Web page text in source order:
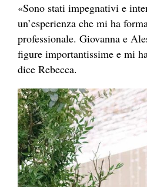
«Sono stati impegnativi e
un’esperienza che mi ha
professionale. Giovanna e
figure importantissime e mi
dice Rebecca.